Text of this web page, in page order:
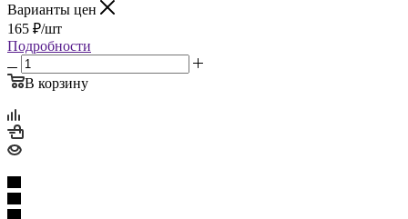
Варианты цен
165 ₽/шт
Подробности
В корзину